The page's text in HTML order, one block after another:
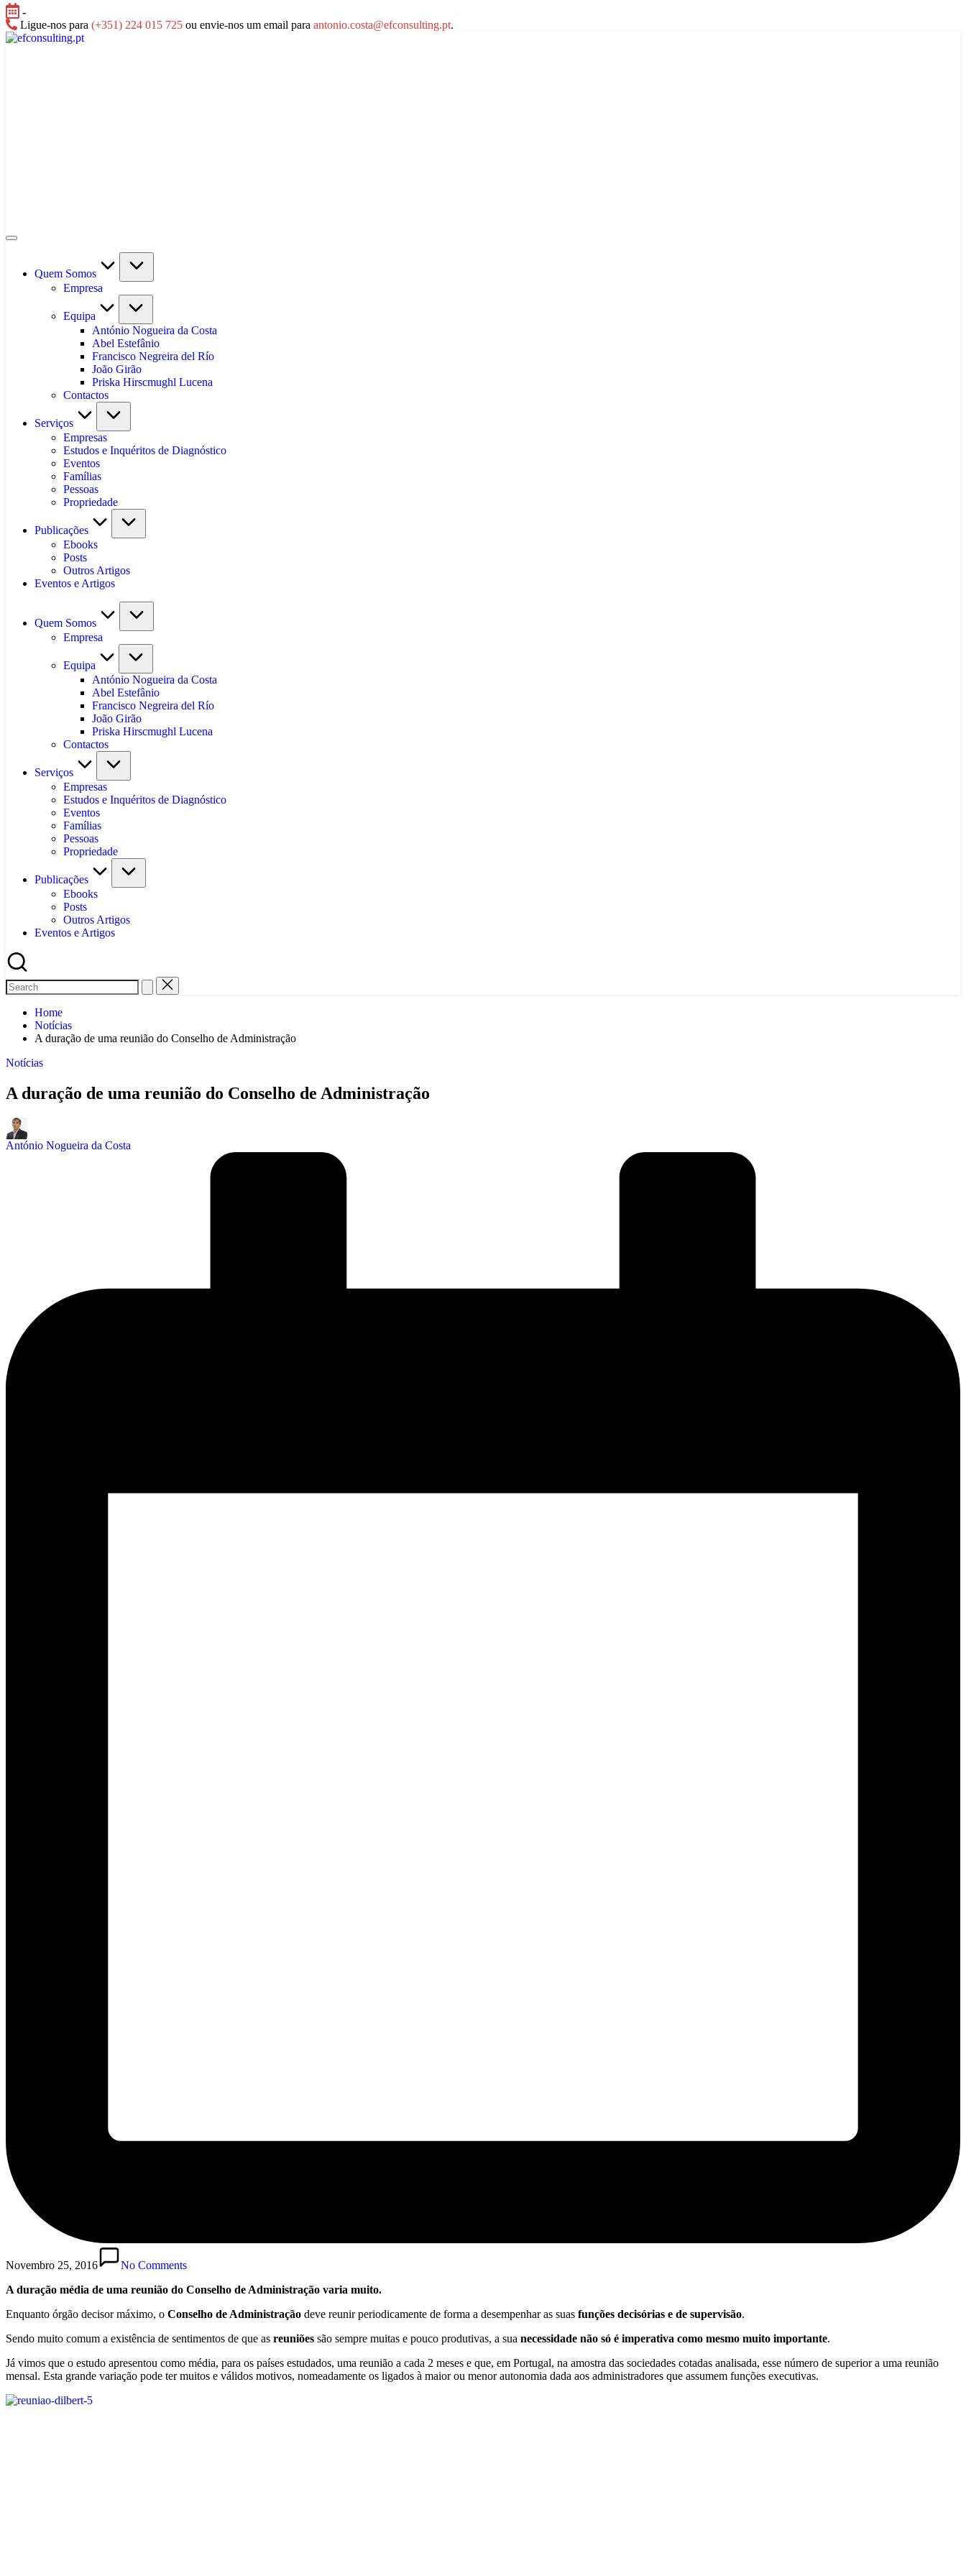
Skip
to
content
-
Ligue-nos para (+351) 224 015 725 ou envie-nos um email para antonio.costa@efconsulting.pt.
efconsulting.pt
Quem Somos
Empresa
Equipa
António Nogueira da Costa
Abel Estefânio
Francisco Negreira del Río
João Girão
Priska Hirscmughl Lucena
Contactos
Serviços
Empresas
Estudos e Inquéritos de Diagnóstico
Eventos
Famílias
Pessoas
Propriedade
Publicações
Ebooks
Posts
Outros Artigos
Eventos e Artigos
Quem Somos
Empresa
Equipa
António Nogueira da Costa
Abel Estefânio
Francisco Negreira del Río
João Girão
Priska Hirscmughl Lucena
Contactos
Serviços
Empresas
Estudos e Inquéritos de Diagnóstico
Eventos
Famílias
Pessoas
Propriedade
Publicações
Ebooks
Posts
Outros Artigos
Eventos e Artigos
Home
Notícias
A duração de uma reunião do Conselho de Administração
Posted
Notícias
A duração de uma reunião do Conselho de Administração
Posted
by
António Nogueira da Costa
Novembro 25, 2016
No Comments
A duração média de uma reunião do Conselho de Administração varia muito.
Enquanto órgão decisor máximo, o Conselho de Administração deve reunir periodicamente de forma a desempenhar as suas funções decisórias e de supervisão.
Sendo muito comum a existência de sentimentos de que as reuniões são sempre muitas e pouco produtivas, a sua necessidade não só é imperativa como mesmo muito importante.
Já vimos que o estudo apresentou como média, para os países estudados, uma reunião a cada 2 meses e que, em Portugal, na amostra das sociedades cotadas analisada, esse número de superior a uma reunião
mensal. Esta grande variação pode ter muitos e válidos motivos, nomeadamente os ligados à maior ou menor autonomia dada aos administradores que assumem funções executivas.